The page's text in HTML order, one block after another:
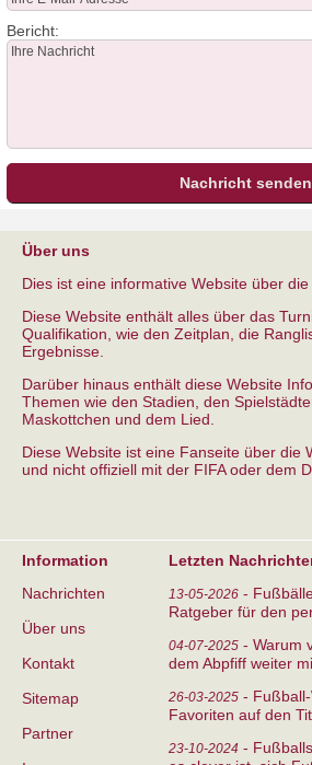
Bericht:
Über uns
Dies ist eine informative Website über
Diese Website enthält alles über das
Qualifikation, wie den Zeitplan, die
Ergebnisse.
Darüber hinaus enthält diese Website
Themen wie den Stadien, den
Maskottchen und dem Lied.
Diese Website ist eine Fanseite über die
und nicht offiziell mit der FIFA oder dem
Information
Nachrichten
Über uns
Kontakt
Sitemap
Partner
Letzten
13-05-2026 -
Ratgeber für den
04-07-2025 -Warum
dem Abpfiff weiter
26-03-2025 -
Favoriten auf den
23-10-2024 -